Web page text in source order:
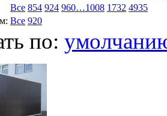
Все 854 924 960…1008 1732 4935
Все 920
по: